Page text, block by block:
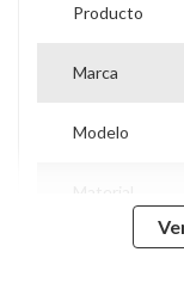
Producto
Marca
Modelo